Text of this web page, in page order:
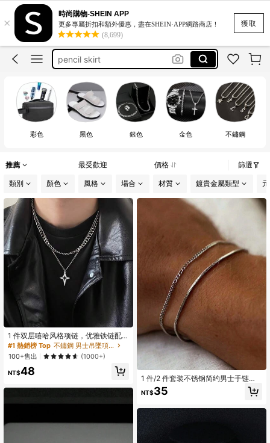
獲取
×
時尚購物-SHEIN APP
更多專屬折扣和額外優惠，盡在SHEIN·APP網路商店！
(8,699)
under armour
運動內衣 大碼 扣
雙人床包四件套
pencil skirt
under armour
彩色 黑色 銀色 金色 不鏽鋼
推薦 最受歡迎 價格 篩選
類別 顏色 風格 場合 材質 鍍貴金屬類型
1 件双层嘻哈风格项链，优雅铁链配
星形吊坠，无镀层时尚配饰，适合男
士圣诞节新年情人节节日礼物
#1 熱銷榜 Top
不鏽鋼 男士吊墜項鍊
100+售出
(1000+)
NT$48
1 件/2 件套装不锈钢简约男士手链，
运动休闲，防水且不会褪色，简约设
计
NT$35